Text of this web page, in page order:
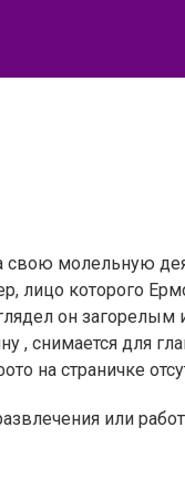
молельную
которого
он загорелым
для
на страничке
или